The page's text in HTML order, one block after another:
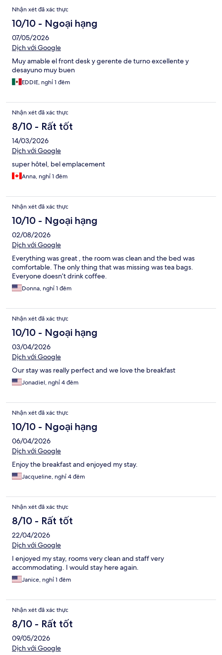
Nhận xét đã xác thực
10/10 - Ngoại hạng
07/05/2026
Dịch với Google
Muy amable el front desk y gerente de turno excellente y
desayuno muy buen
EDDIE, nghỉ 1 đêm
Nhận xét đã xác thực
8/10 - Rất tốt
14/03/2026
Dịch với Google
super hôtel, bel emplacement
Anna, nghỉ 1 đêm
Nhận xét đã xác thực
10/10 - Ngoại hạng
02/08/2026
Dịch với Google
Everything was great , the room was clean and the bed was
comfortable. The only thing that was missing was tea bags.
Everyone doesn’t drink coffee.
Donna, nghỉ 1 đêm
Nhận xét đã xác thực
10/10 - Ngoại hạng
03/04/2026
Dịch với Google
Our stay was really perfect and we love the breakfast
Jonadiel, nghỉ 4 đêm
Nhận xét đã xác thực
10/10 - Ngoại hạng
06/04/2026
Dịch với Google
Enjoy the breakfast and enjoyed my stay.
Jacqueline, nghỉ 4 đêm
Nhận xét đã xác thực
8/10 - Rất tốt
22/04/2026
Dịch với Google
I enjoyed my stay, rooms very clean and staff very
accommodating. I would stay here again.
Janice, nghỉ 1 đêm
Nhận xét đã xác thực
8/10 - Rất tốt
09/05/2026
Dịch với Google